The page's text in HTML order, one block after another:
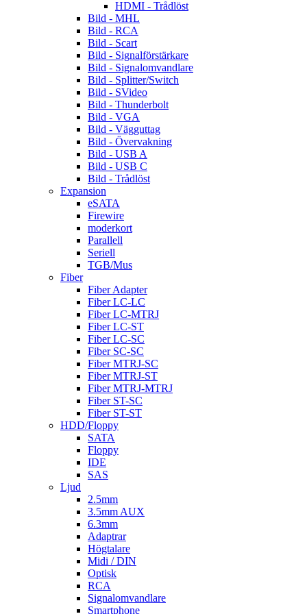
HDMI - Trådlöst
Bild - MHL
Bild - RCA
Bild - Scart
Bild - Signalförstärkare
Bild - Signalomvandlare
Bild - Splitter/Switch
Bild - SVideo
Bild - Thunderbolt
Bild - VGA
Bild - Vägguttag
Bild - Övervakning
Bild - USB A
Bild - USB C
Bild - Trådlöst
Expansion
eSATA
Firewire
moderkort
Parallell
Seriell
TGB/Mus
Fiber
Fiber Adapter
Fiber LC-LC
Fiber LC-MTRJ
Fiber LC-ST
Fiber LC-SC
Fiber SC-SC
Fiber MTRJ-SC
Fiber MTRJ-ST
Fiber MTRJ-MTRJ
Fiber ST-SC
Fiber ST-ST
HDD/Floppy
SATA
Floppy
IDE
SAS
Ljud
2.5mm
3.5mm AUX
6.3mm
Adaptrar
Högtalare
Midi / DIN
Optisk
RCA
Signalomvandlare
Smartphone